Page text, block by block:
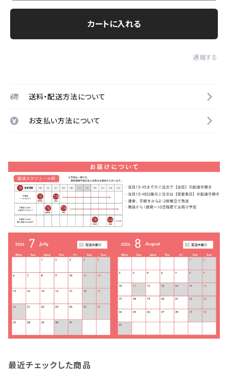
カートに入れる
通報する
送料・配送方法について
お支払い方法について
最近チェックした商品